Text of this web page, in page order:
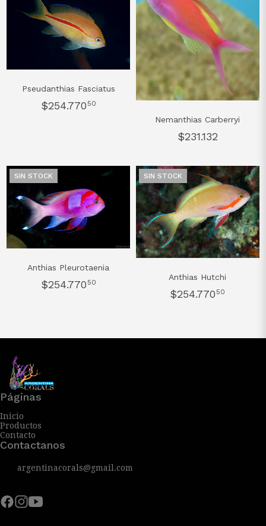
Pseudanthias Fasciatus
$254.770 50
Nemanthias Carberryi
$231.132
SIN STOCK
Anthias Pleurotaenia
$254.770 50
SIN STOCK
Anthias Hutchi
$254.770 50
Páginas
Inicio
Productos
Contacto
Contactanos
argentinacorals@gmail.com